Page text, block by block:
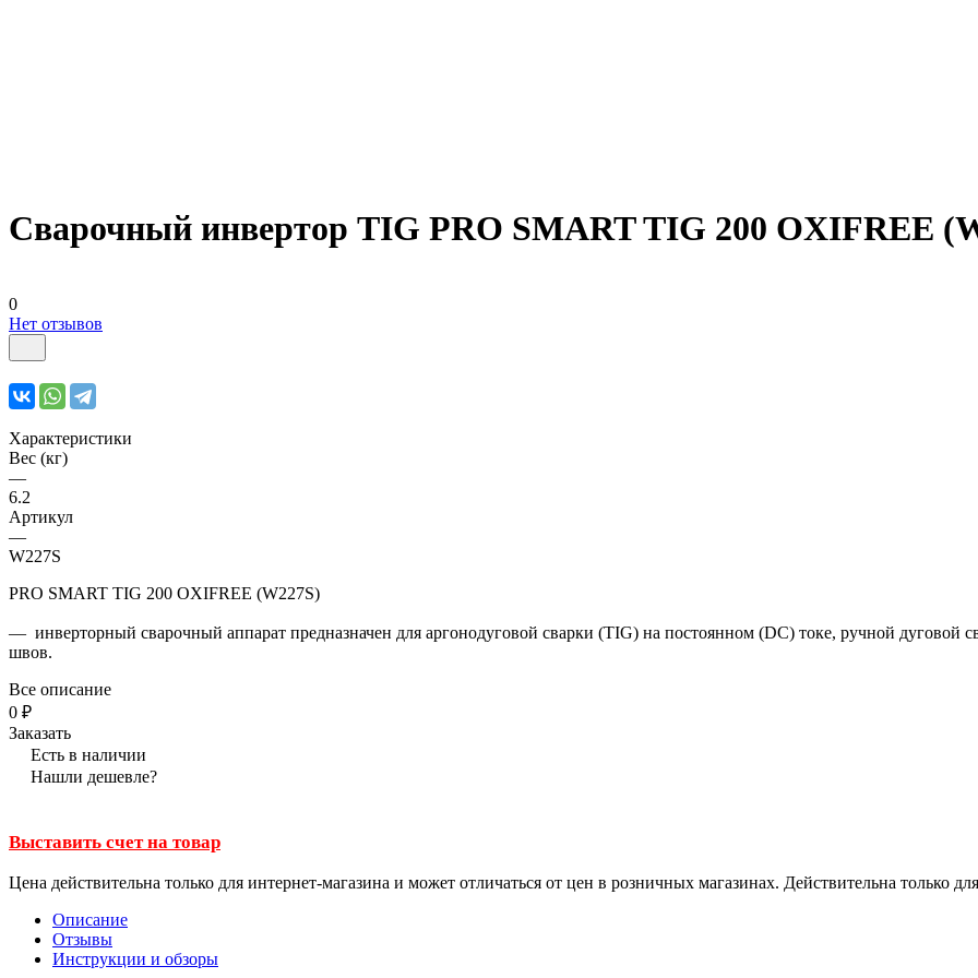
Сварочный инвертор TIG PRO SMART TIG 200 OXIFREE
0
Нет отзывов
Характеристики
Вес (кг)
—
6.2
Артикул
—
W227S
PRO SMART TIG 200 OXIFREE (W227S)
— инверторный сварочный аппарат предназначен для аргонодуговой сварки (TIG) на постоянном (DC) токе, ручной дуговой
швов.
Все описание
0 ₽
Заказать
Есть в наличии
Нашли дешевле?
Выставить счет на товар
Цена действительна только для интернет-магазина и может отличаться от цен в розничных магазинах. Действительна только
Описание
Отзывы
Инструкции и обзоры